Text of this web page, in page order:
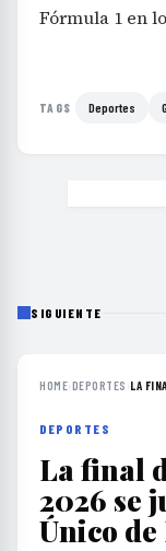
Fórmula 1 en
TAGS Deportes
SIGUIENTE
HOME›DEPORTES ›LA
DEPORTES
La final
2026 se
Único